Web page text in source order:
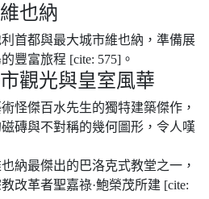
也納
首都與最大城市維也納，準備展
豐富旅程 [cite: 575]。
觀光與皇室風華
怪傑百水先生的獨特建築傑作，
磚與不對稱的幾何圖形，令人嘆
也納最傑出的巴洛克式教堂之一，
改革者聖嘉祿·鮑榮茂所建 [cite: